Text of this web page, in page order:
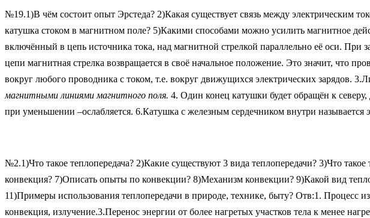
№19.1)В чём состоит опыт Эрстеда? 2)Какая существует связь между электрическим
катушка стоком в магнитном поле? 5)Какими способами можно усилить магнитное
включённый в цепь источника тока, над магнитной стрелкой параллельно её оси.
цепи магнитная стрелка возвращается в своё начальное положение. Это значит, что
вокруг любого проводника с током, т.е. вокруг движущихся электрических зарядов.
магнитными линиями магнитного поля. 4. Один конец катушки будет обращён к
при уменьшении –ослабляется. 6.Катушка с железным сердечником внутри называется
№2.1)Что такое теплопередача? 2)Какие существуют 3 вида теплопередачи? 3)Что
конвекция? 7)Описать опыты по конвекции? 8)Механизм конвекции? 9)Какой вид
11)Примеры использования теплопередачи в природе, технике, быту? Отв:1. Процесс
конвекция, излучение.3.Перенос энергии от более нагретых участков тела к менее